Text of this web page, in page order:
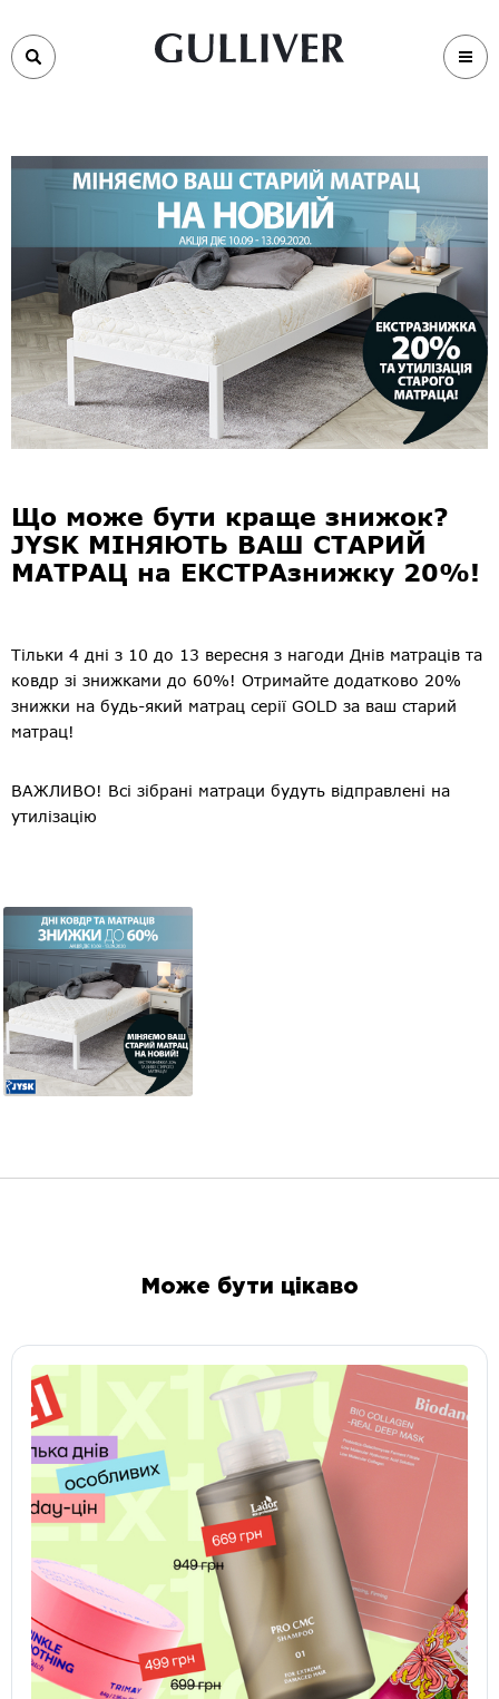
Що може бути краще знижок?
JYSK МІНЯЮТЬ ВАШ СТАРИЙ
МАТРАЦ на ЕКСТРАзнижку 20%!
Тільки 4 дні з 10 до 13 вересня з нагоди Днів матраців та
ковдр зі знижками до 60%! Отримайте додатково 20%
знижки на будь-який матрац серії GOLD за ваш старий
матрац!
ВАЖЛИВО! Всі зібрані матраци будуть відправлені на
утилізацію
Може бути цікаво